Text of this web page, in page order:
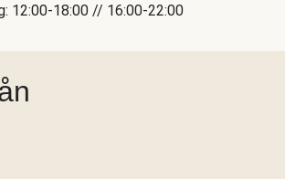
12:00-18:00 // 16:00-22:00